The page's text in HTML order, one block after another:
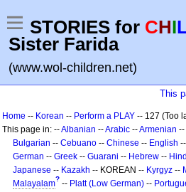
STORIES for CHI
Sister Farida
(www.wol-children.net)
This
Home -- Korean -- Perform a PLAY -- 127 (Too
This page in: --Albanian --Arabic --Armenian --
Bulgarian -- Cebuano -- Chinese -- English --
German -- Greek -- Guarani -- Hebrew --
Japanese -- Kazakh -- KOREAN -- Kyrgyz --
Malayalam? -- Platt (Low German) --